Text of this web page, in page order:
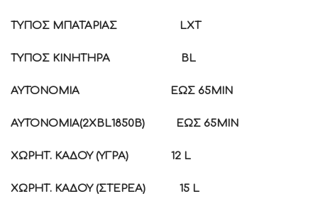
ΤΥΠΟΣ ΜΠΑΤΑΡΙΑΣ LXT
ΤΥΠΟΣ ΚΙΝΗΤΗΡΑ BL
ΑΥΤΟΝΟΜΙΑ ΕΩΣ 65MIN
ΑΥΤΟΝΟΜΙΑ(2XBL1850B) ΕΩΣ 65MIN
ΧΩΡΗΤ. ΚΑΔΟΥ (ΥΓΡΑ) 12 L
ΧΩΡΗΤ. ΚΑΔΟΥ (ΣΤΕΡΕΑ) 15 L